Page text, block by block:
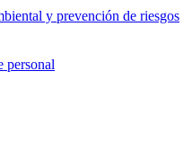
y prevención de riesgos
personal